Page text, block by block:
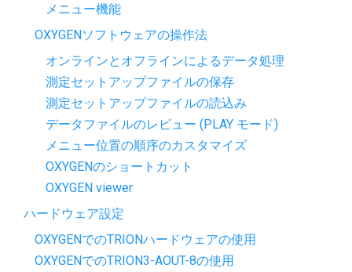
メニュー機能
OXYGENソフトウェアの操作法
オンラインとオフラインによるデータ処理
測定セットアップファイルの保存
測定セットアップファイルの読込み
データファイルのレビュー (PLAY モード)
メニュー位置の順序のカスタマイズ
OXYGENのショートカット
OXYGEN viewer
ハードウェア設定
OXYGENでのTRIONハードウェアの使用
OXYGENでのTRION3-AOUT-8の使用